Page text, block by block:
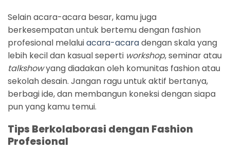
Selain acara-acara besar, kamu juga
berkesempatan untuk bertemu dengan fashion
profesional melaluiacara-acaradengan skala yang
lebih kecil dan kasual seperti workshop, seminar atau
talkshowyang diadakan oleh komunitas fashion atau
sekolah desain. Jangan ragu untuk aktif bertanya,
berbagi ide, dan membangun koneksi dengan siapa
pun yang kamu temui.
Tips Berkolaborasi dengan Fashion
Profesional